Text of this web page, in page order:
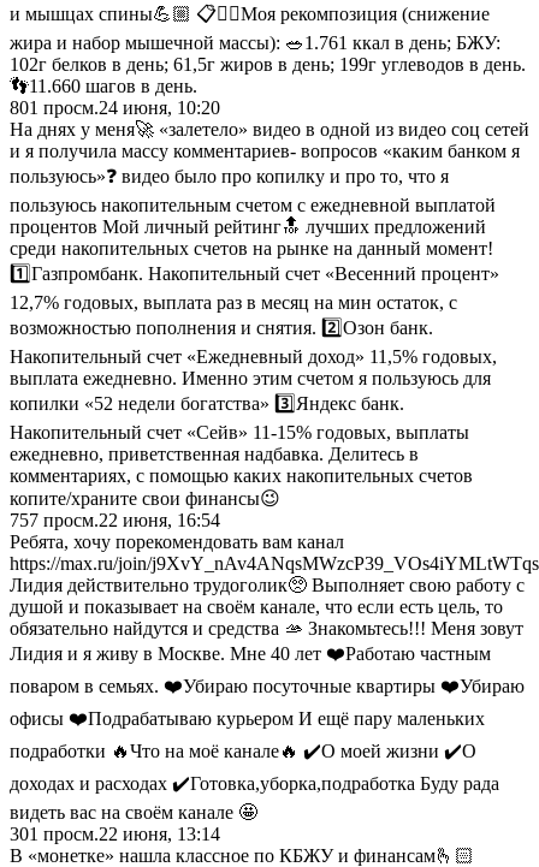
и мышцах спины💪🏼 📋☝🏻Моя рекомпозиция (снижение
жира и набор мышечной массы): 🥗1.761 ккал в день; БЖУ:
102г белков в день; 61,5г жиров в день; 199г углеводов в день.
👣11.660 шагов в день.
801 просм.24 июня, 10:20
На днях у меня🚀 «залетело» видео в одной из видео соц сетей
и я получила массу комментариев- вопросов «каким банком я
пользуюсь»❓ видео было про копилку и про то, что я
пользуюсь накопительным счетом с ежедневной выплатой
процентов Мой личный рейтинг🔝 лучших предложений
среди накопительных счетов на рынке на данный момент!
1️⃣Газпромбанк. Накопительный счет «Весенний процент»
12,7% годовых, выплата раз в месяц на мин остаток, с
возможностью пополнения и снятия. 2️⃣Озон банк.
Накопительный счет «Ежедневный доход» 11,5% годовых,
выплата ежедневно. Именно этим счетом я пользуюсь для
копилки «52 недели богатства» 3️⃣Яндекс банк.
Накопительный счет «Сейв» 11-15% годовых, выплаты
ежедневно, приветственная надбавка. Делитесь в
комментариях, с помощью каких накопительных счетов
копите/храните свои финансы😉
757 просм.22 июня, 16:54
Ребята, хочу порекомендовать вам канал
https://max.ru/join/
Лидия действительно трудоголик🥺 Выполняет свою работу с
душой и показывает на своём канале, что если есть цель, то
обязательно найдутся и средства 🫴 Знакомьтесь!!! Меня зовут
Лидия и я живу в Москве. Мне 40 лет ❤️Работаю частным
поваром в семьях. ❤️Убираю посуточные квартиры ❤️Убираю
офисы ❤️Подрабатываю курьером И ещё пару маленьких
подработки 🔥Что на моё канале🔥 ✔️О моей жизни ✔️О
доходах и расходах ✔️Готовка,уборка,подработка Буду рада
видеть вас на своём канале 🤩
301 просм.22 июня, 13:14
В «монетке» нашла классное по КБЖУ и финансам🫰🏻